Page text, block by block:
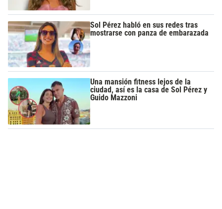
Sol Pérez habló en sus redes tras
mostrarse con panza de embarazada
Una mansión fitness lejos de la
ciudad, así es la casa de Sol Pérez y
Guido Mazzoni